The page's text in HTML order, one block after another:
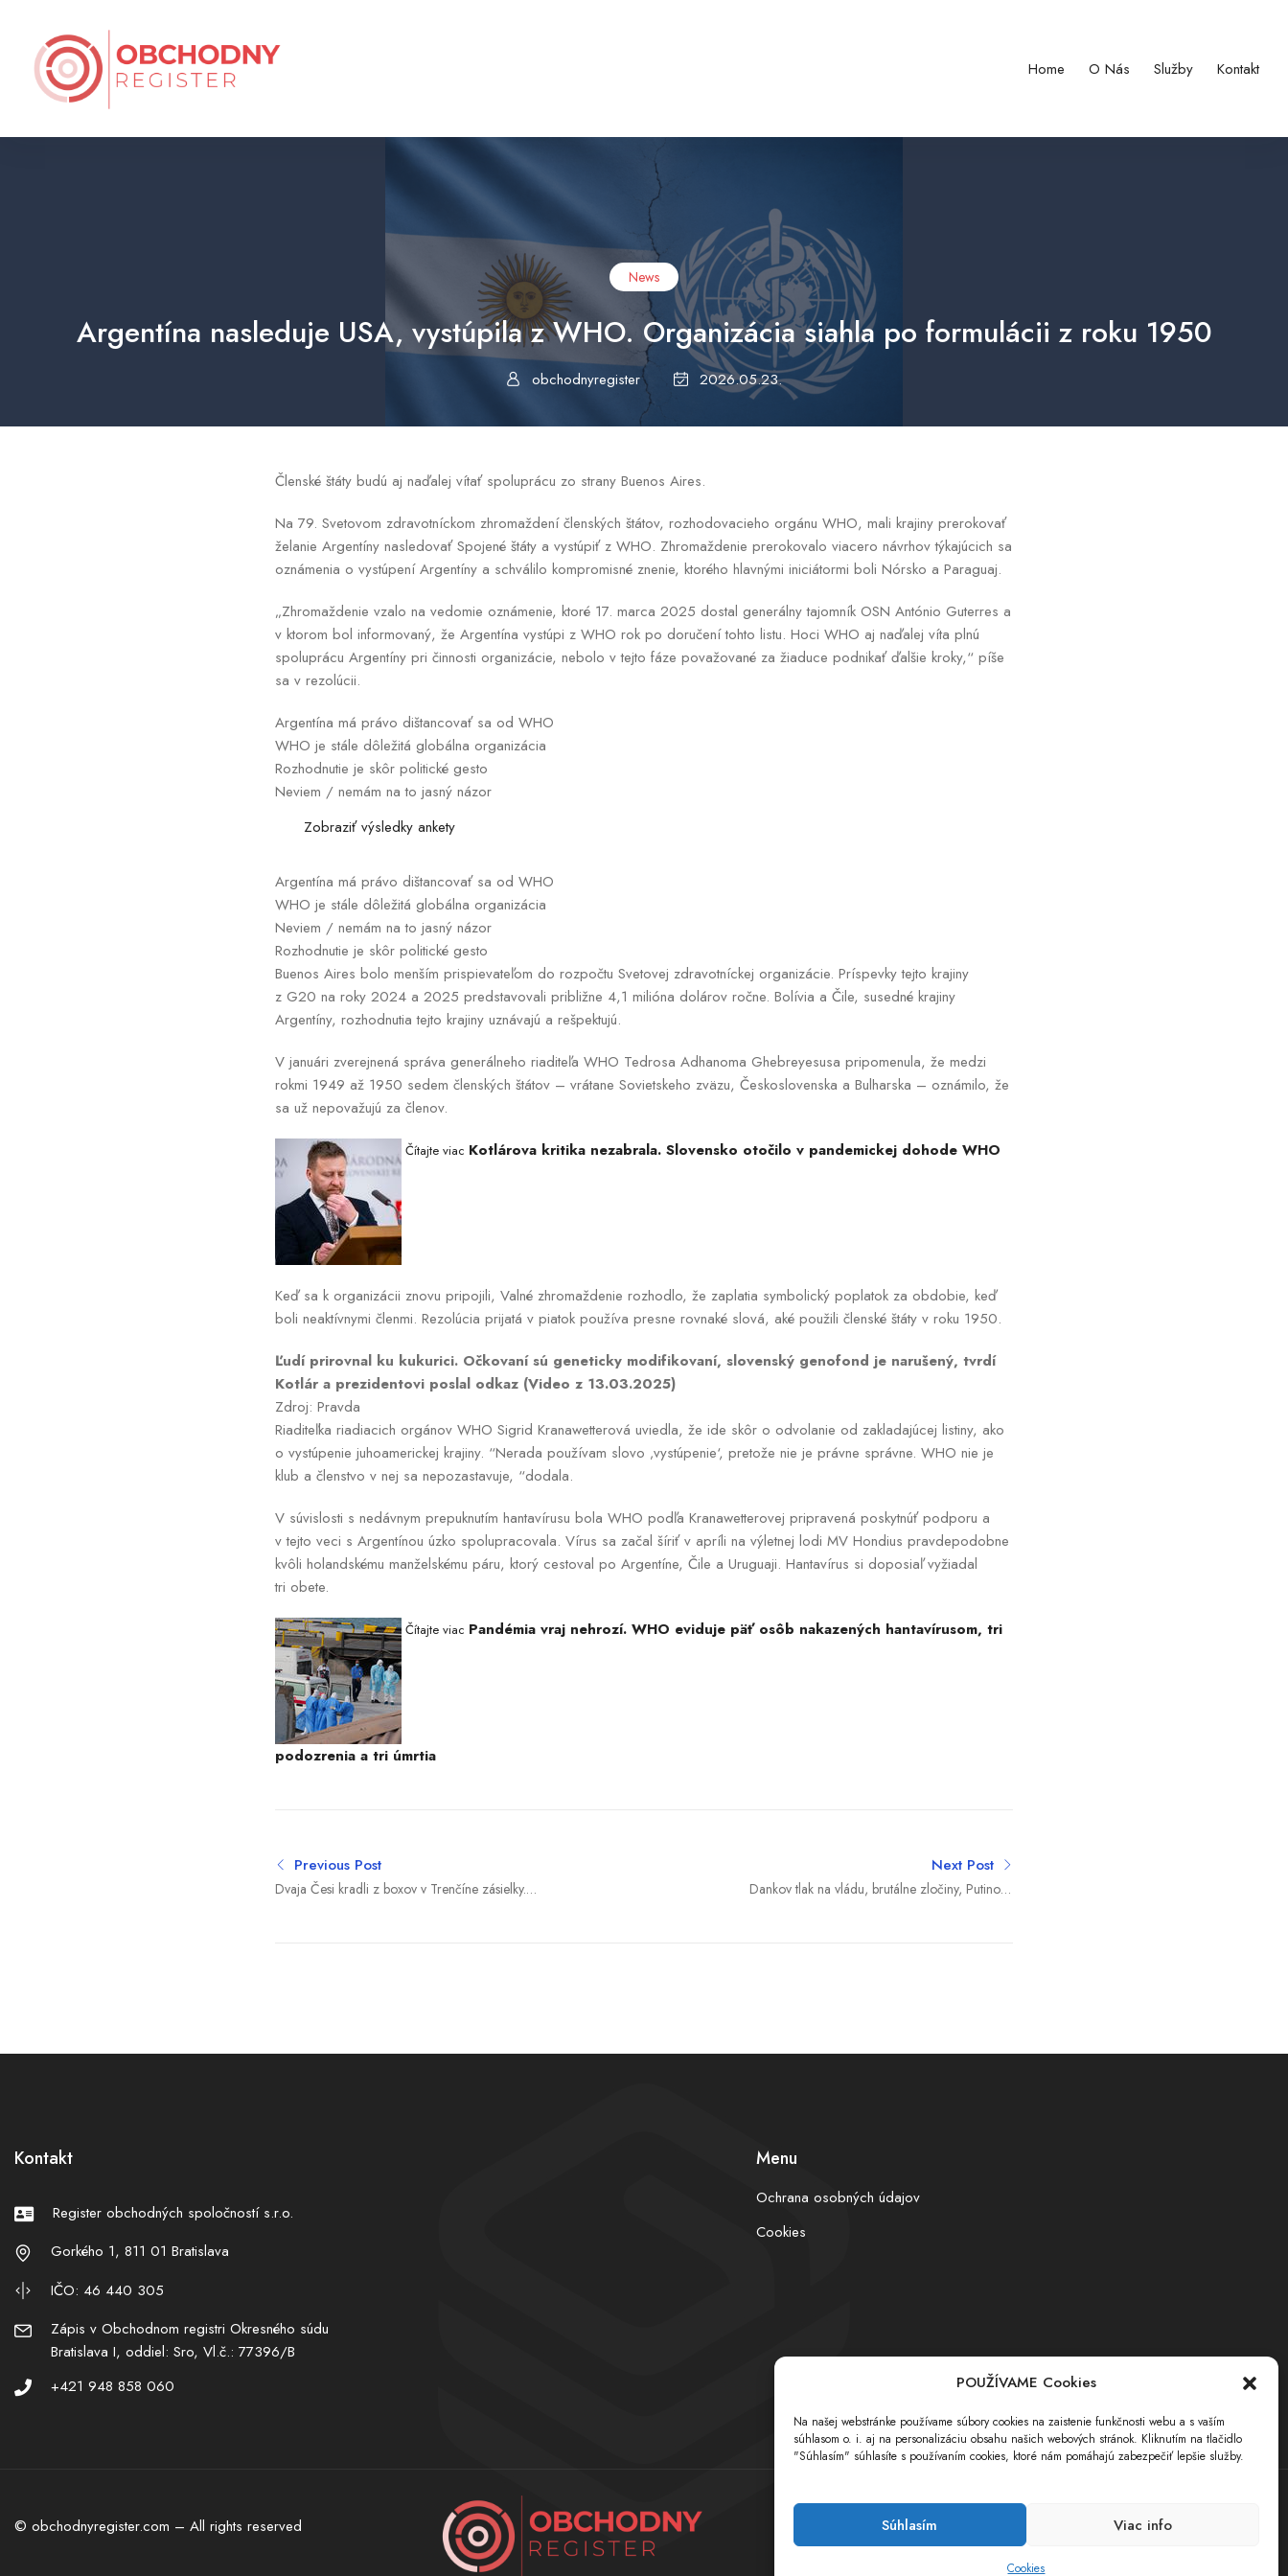
POUŽÍVAME Cookies
Na našej webstránke používame súbory cookies na zaistenie funkčnosti webu a s vaším
súhlasom o. i. aj na personalizáciu obsahu našich webových stránok. Kliknutím na tlačidlo
"Súhlasím" súhlasíte s používaním cookies, ktoré nám pomáhajú zabezpečiť lepšie služby.
Súhlasím Viac info
Cookies
Home O Nás Služby Kontakt
News
Argentína nasleduje USA, vystúpila z WHO. Organizácia siahla po formulácii z roku 1950
obchodnyregister 2026.05.23.
Členské štáty budú aj naďalej vítať spoluprácu zo strany Buenos Aires.
Na 79. Svetovom zdravotníckom zhromaždení členských štátov, rozhodovacieho orgánu WHO, mali krajiny prerokovať
želanie Argentíny nasledovať Spojené štáty a vystúpiť z WHO. Zhromaždenie prerokovalo viacero návrhov týkajúcich sa
oznámenia o vystúpení Argentíny a schválilo kompromisné znenie, ktorého hlavnými iniciátormi boli Nórsko a Paraguaj.
„Zhromaždenie vzalo na vedomie oznámenie, ktoré 17. marca 2025 dostal generálny tajomník OSN António Guterres a
v ktorom bol informovaný, že Argentína vystúpi z WHO rok po doručení tohto listu. Hoci WHO aj naďalej víta plnú
spoluprácu Argentíny pri činnosti organizácie, nebolo v tejto fáze považované za žiaduce podnikať ďalšie kroky,“ píše
sa v rezolúcii.
Argentína má právo dištancovať sa od WHO
WHO je stále dôležitá globálna organizácia
Rozhodnutie je skôr politické gesto
Neviem / nemám na to jasný názor
Zobraziť výsledky ankety
Argentína má právo dištancovať sa od WHO
WHO je stále dôležitá globálna organizácia
Neviem / nemám na to jasný názor
Rozhodnutie je skôr politické gesto
Buenos Aires bolo menším prispievateľom do rozpočtu Svetovej zdravotníckej organizácie. Príspevky tejto krajiny
z G20 na roky 2024 a 2025 predstavovali približne 4,1 milióna dolárov ročne. Bolívia a Čile, susedné krajiny
Argentíny, rozhodnutia tejto krajiny uznávajú a rešpektujú.
V januári zverejnená správa generálneho riaditeľa WHO Tedrosa Adhanoma Ghebreyesusa pripomenula, že medzi
rokmi 1949 až 1950 sedem členských štátov – vrátane Sovietskeho zväzu, Československa a Bulharska – oznámilo, že
sa už nepovažujú za členov.
Čítajte viac Kotlárova kritika nezabrala. Slovensko otočilo v pandemickej dohode WHO
Keď sa k organizácii znovu pripojili, Valné zhromaždenie rozhodlo, že zaplatia symbolický poplatok za obdobie, keď
boli neaktívnymi členmi. Rezolúcia prijatá v piatok používa presne rovnaké slová, aké použili členské štáty v roku 1950.
Ľudí prirovnal ku kukurici. Očkovaní sú geneticky modifikovaní, slovenský genofond je narušený, tvrdí
Kotlár a prezidentovi poslal odkaz (Video z 13.03.2025)
Zdroj: Pravda
Riaditeľka riadiacich orgánov WHO Sigrid Kranawetterová uviedla, že ide skôr o odvolanie od zakladajúcej listiny, ako
o vystúpenie juhoamerickej krajiny. “Nerada používam slovo ‚vystúpenie‘, pretože nie je právne správne. WHO nie je
klub a členstvo v nej sa nepozastavuje, “dodala.
V súvislosti s nedávnym prepuknutím hantavírusu bola WHO podľa Kranawetterovej pripravená poskytnúť podporu a
v tejto veci s Argentínou úzko spolupracovala. Vírus sa začal šíriť v apríli na výletnej lodi MV Hondius pravdepodobne
kvôli holandskému manželskému páru, ktorý cestoval po Argentíne, Čile a Uruguaji. Hantavírus si doposiaľ vyžiadal
tri obete.
Čítajte viac Pandémia vraj nehrozí. WHO eviduje päť osôb nakazených hantavírusom, tri
podozrenia a tri úmrtia
Previous Post
Dvaja Česi kradli z boxov v Trenčíne zásielky.
Next Post
Dankov tlak na vládu, brutálne zločiny, Putinove
Kontakt
Register obchodných spoločností s.r.o.
Gorkého 1, 811 01 Bratislava
IČO: 46 440 305
Zápis v Obchodnom registri Okresného súdu
Bratislava I, oddiel: Sro, Vl.č.: 77396/B
+421 948 858 060
Menu
Ochrana osobných údajov
Cookies
© obchodnyregister.com – All rights reserved